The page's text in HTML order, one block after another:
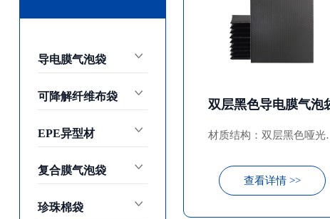
导电膜气泡袋
可降解纤维布袋
EPE异型材
复合膜气泡袋
珍珠棉袋
双层黑色导电膜气泡
材质结构：双层黑色哑光
查看详情 >>